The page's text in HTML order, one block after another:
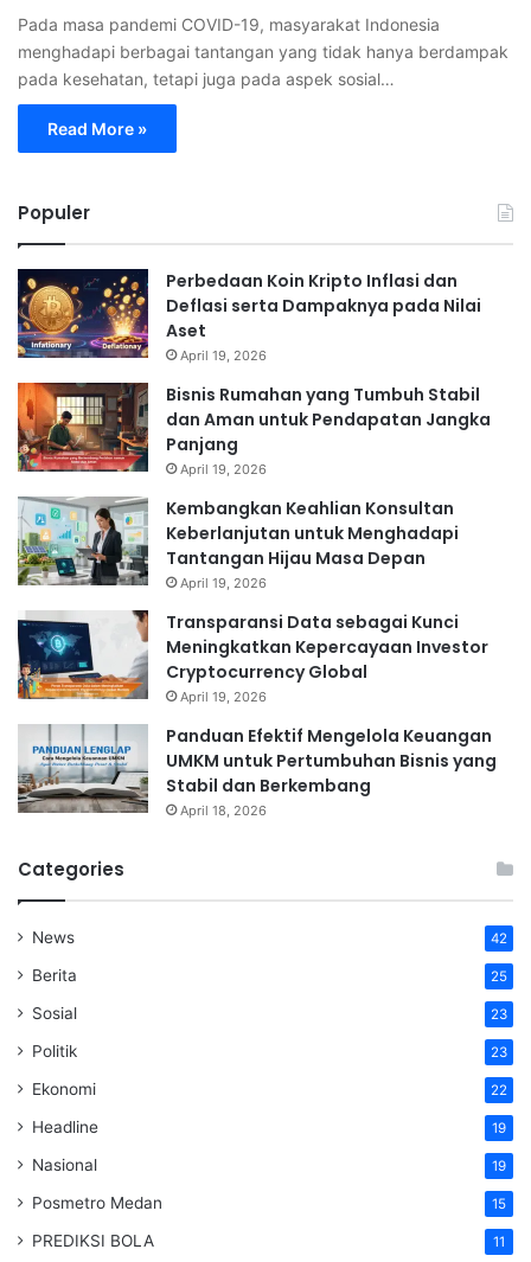
Pada masa pandemi COVID-19, masyarakat Indonesia
menghadapi berbagai tantangan yang tidak hanya berdampak
pada kesehatan, tetapi juga pada aspek sosial…
Read More »
Populer
Perbedaan Koin Kripto Inflasi dan
Deflasi serta Dampaknya pada Nilai
Aset
April 19, 2026
Bisnis Rumahan yang Tumbuh Stabil
dan Aman untuk Pendapatan Jangka
Panjang
April 19, 2026
Kembangkan Keahlian Konsultan
Keberlanjutan untuk Menghadapi
Tantangan Hijau Masa Depan
April 19, 2026
Transparansi Data sebagai Kunci
Meningkatkan Kepercayaan Investor
Cryptocurrency Global
April 19, 2026
Panduan Efektif Mengelola Keuangan
UMKM untuk Pertumbuhan Bisnis yang
Stabil dan Berkembang
April 18, 2026
Categories
News 42
Berita 25
Sosial 23
Politik 23
Ekonomi 22
Headline 19
Nasional 19
Posmetro Medan 15
PREDIKSI BOLA 11